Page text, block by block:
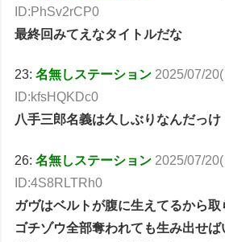
ID:PhSv2rCP0
最終回みてえなタイトルだな
23:名無しステーション 2025/07/
ID:kfsHQKDc0
八手三郎名義は久しぶりなんだっけ
26:名無しステーション 2025/07/
ID:4S8RLTRh0
ガヴはベルトが腹に生えてるから取
ゴチゾウ全部奪われても生み出せば